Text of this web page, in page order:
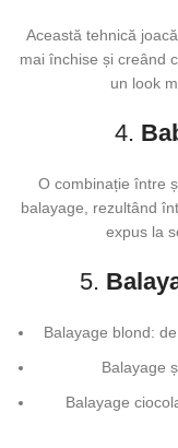
Această tehnică
mai închise și creând
un look
4.
O combinație între
balayage, rezultând
expus la
5.
Balayage blond:
Balayage
Balayage